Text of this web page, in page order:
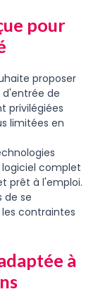
pour
proposer
de
privilégiées
limitées en
complet
prêt à l'emploi.
de se
contraintes
à